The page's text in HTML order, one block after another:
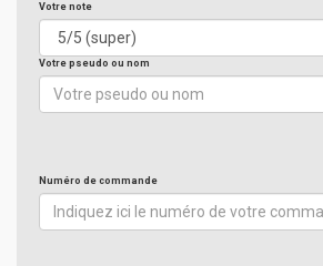
Votre note
Votre pseudo ou nom
Numéro de commande